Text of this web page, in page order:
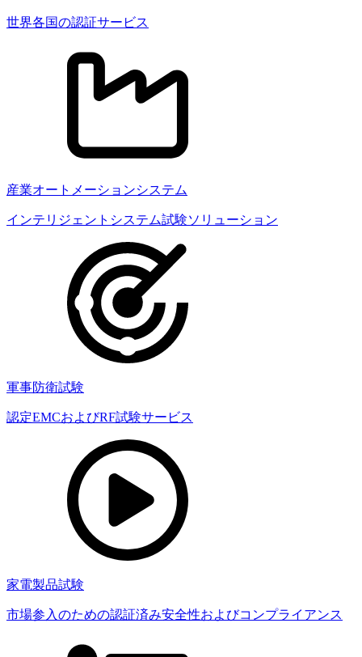
世界各国の認証サービス
産業オートメーションシステム
インテリジェントシステム試験ソリューション
軍事防衛試験
認定EMCおよびRF試験サービス
家電製品試験
市場参入のための認証済み安全性およびコンプライアンス